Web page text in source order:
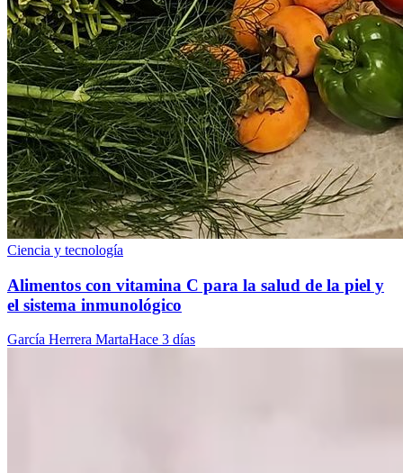
Ciencia y tecnología
Alimentos con vitamina C para la salud de la piel y
el sistema inmunológico
García Herrera MartaHace 3 días